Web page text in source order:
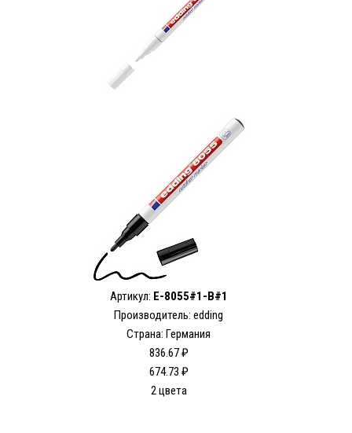
Артикул: E-8055#1-B#1
Производитель: edding
Страна: Германия
836.67 ₽
674.73 ₽
2 цвета